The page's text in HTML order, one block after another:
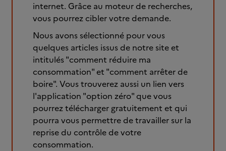
internet. Grâce au moteur de recherches,
vous pourrez cibler votre demande.
Nous avons sélectionné pour vous
quelques articles issus de notre site et
intitulés "comment réduire ma
consommation" et "comment arrêter de
boire". Vous trouverez aussi un lien vers
l'application "option zéro" que vous
pourrez télécharger gratuitement et qui
pourra vous permettre de travailler sur la
reprise du contrôle de votre
consommation.